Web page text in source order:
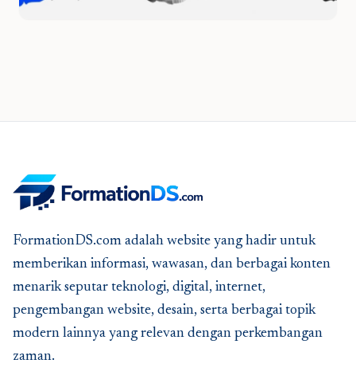
FormationDS.com adalah website yang hadir untuk
memberikan informasi, wawasan, dan berbagai konten
menarik seputar teknologi, digital, internet,
pengembangan website, desain, serta berbagai topik
modern lainnya yang relevan dengan perkembangan
zaman.